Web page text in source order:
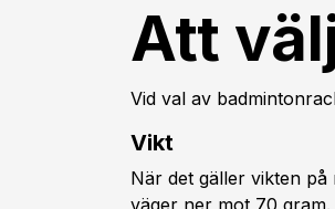
Att
Vid val av
Vikt
När det gäller vikten
väger ner mot 70